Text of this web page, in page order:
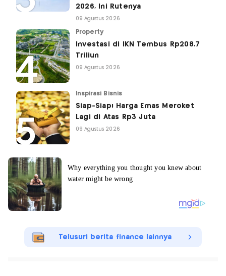
2026, Ini Rutenya
09 Agustus 2026
Property
Investasi di IKN Tembus Rp208,7
Triliun
09 Agustus 2026
Inspirasi Bisnis
Siap-Siap! Harga Emas Meroket
Lagi di Atas Rp3 Juta
09 Agustus 2026
Telusuri berita finance lainnya